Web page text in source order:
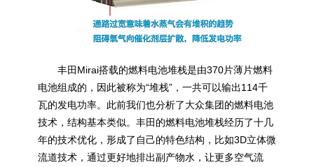
丰田Mirai搭载的燃料电池堆栈是由370片薄片燃料
电池组成的，因此被称为“堆栈”，一共可以输出114千
瓦的发电功率。此前我们也分析了大众集团的燃料电池
技术，结构基本类似。丰田的燃料电池堆栈经历了十几
年的技术优化，形成了自己的特色结构，比如3D立体微
流道技术，通过更好地排出副产物水，让更多空气流